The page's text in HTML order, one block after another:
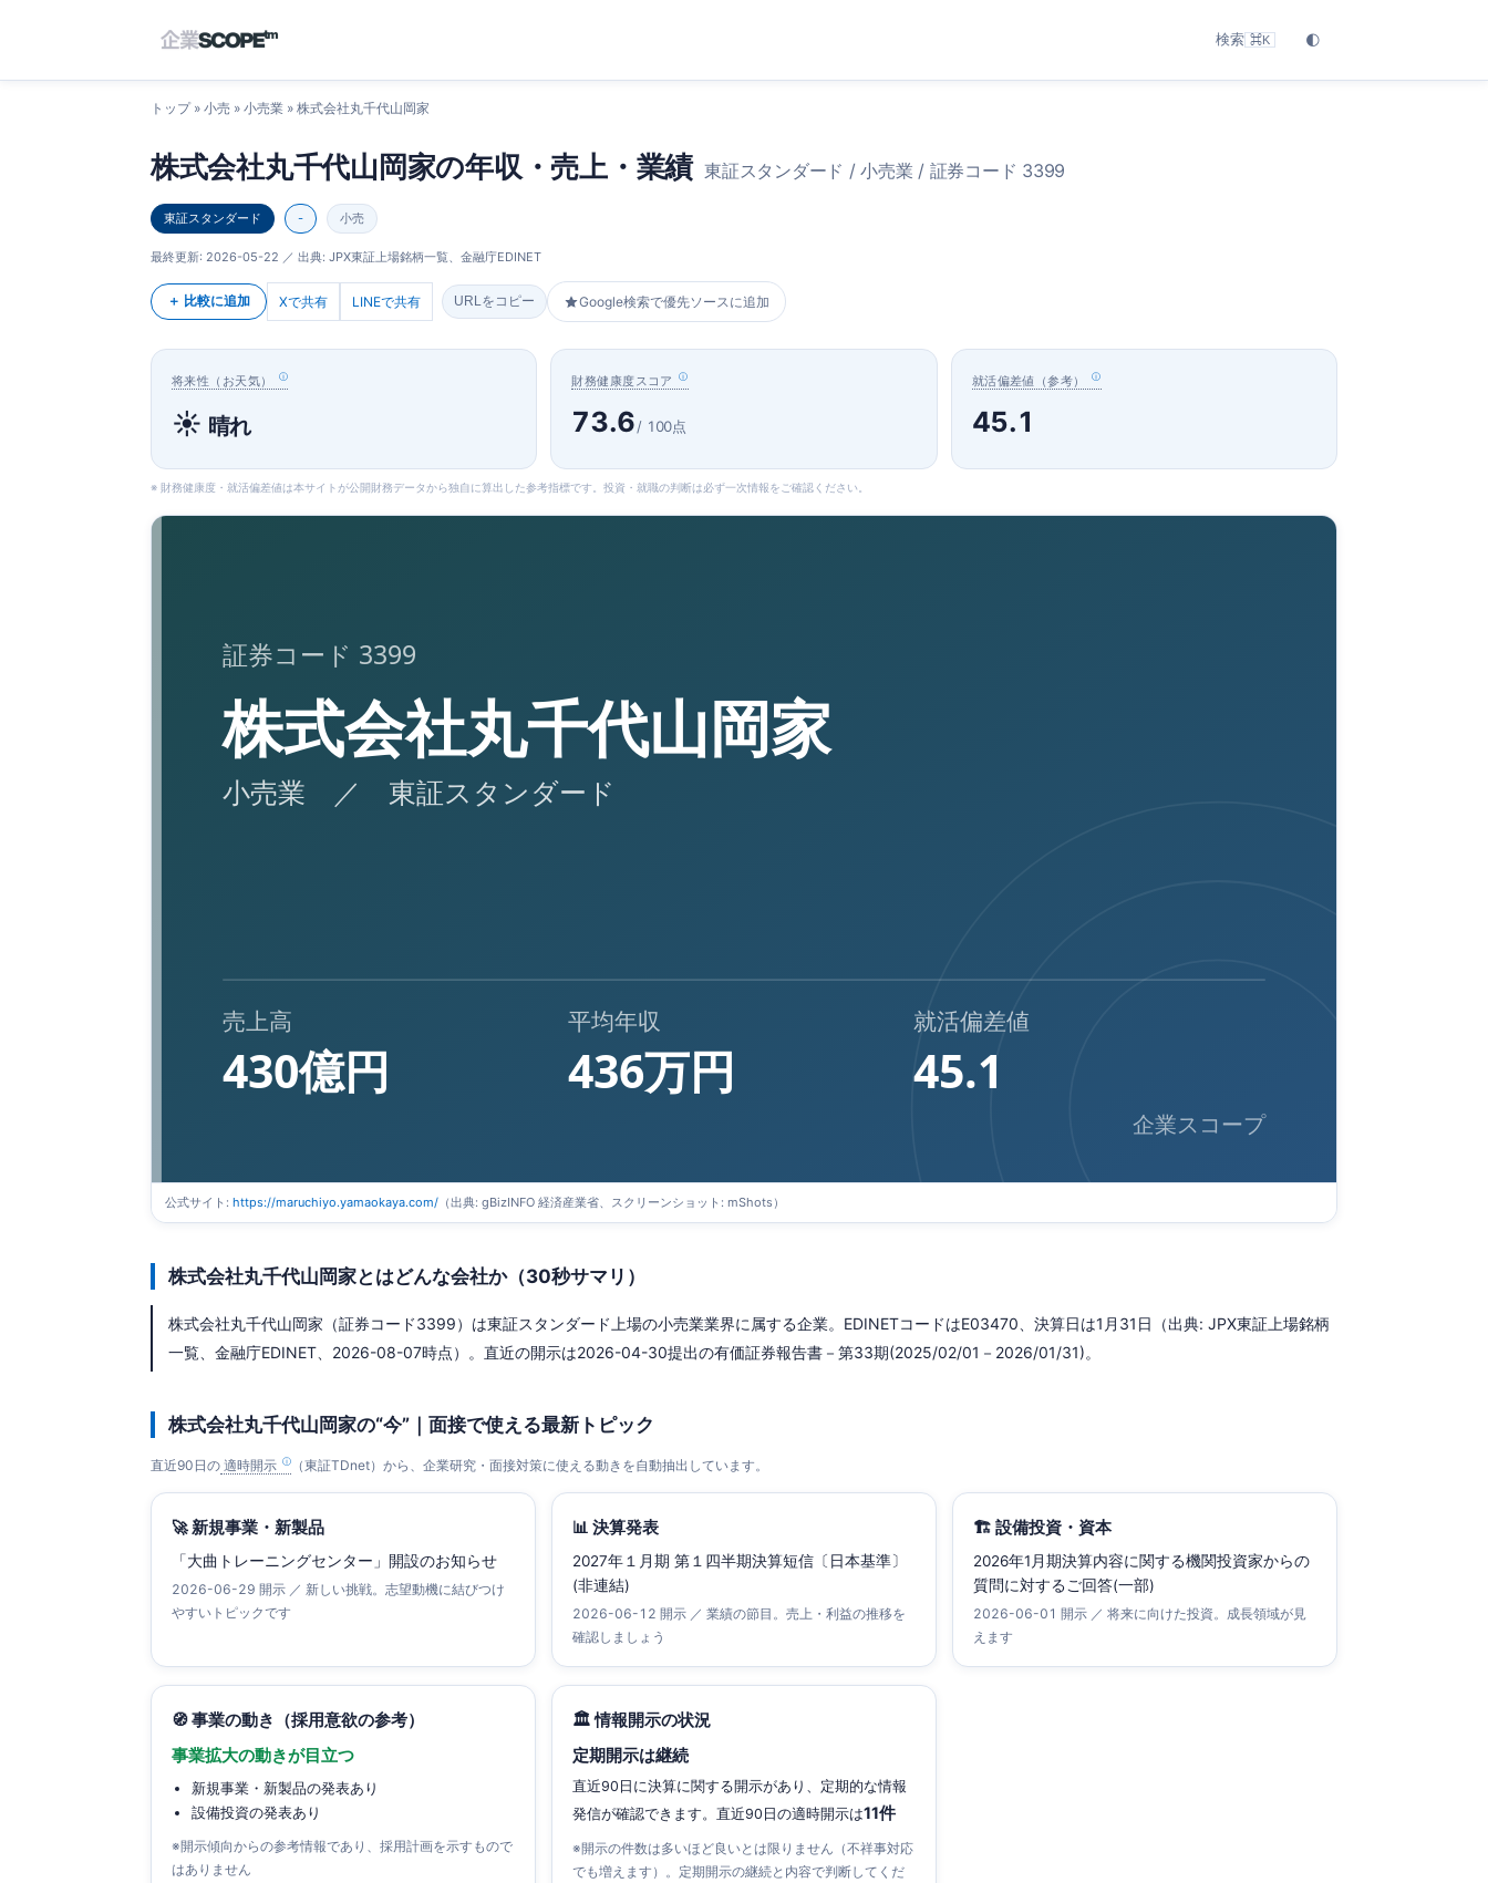
検索 ⌘K 🌓
トップ» 小売 » 小売業 » 株式会社丸千代山岡家
株式会社丸千代山岡家の年収・売上・業績 東証スタンダード / 小売業 / 証券コード 3399
東証スタンダード - 小売
最終更新: 2026-05-22 ／ 出典: JPX東証上場銘柄一覧、金融庁EDINET
＋ 比較に追加 Xで共有 LINEで共有 URLをコピー Google検索で優先ソースに追加
将来性（お天気）
☀️ 晴れ
財務健康度スコア
73.6/ 100点
就活偏差値（参考）
45.1
※ 財務健康度・就活偏差値は本サイトが公開財務データから独自に算出した参考指標です。投資・就職の判断は必ず一次情報をご確認ください。
証券コード 3399
株式会社丸千代山岡家
小売業 ／ 東証スタンダード
売上高
430億円
平均年収
436万円
就活偏差値
45.1
企業スコープ
公式サイト: https://maruchiyo.yamaokaya.com/ （出典: gBizINFO 経済産業省、スクリーンショット: mShots）
株式会社丸千代山岡家とはどんな会社か（30秒サマリ）
株式会社丸千代山岡家（証券コード3399）は東証スタンダード上場の小売業業界に属する企業。EDINETコードはE03470、決算日は1月31日（出典: JPX東証上場銘柄
一覧、金融庁EDINET、2026-08-07時点）。直近の開示は2026-04-30提出の有価証券報告書－第33期(2025/02/01－2026/01/31)。
株式会社丸千代山岡家の“今”｜面接で使える最新トピック
直近90日の 適時開示 （東証TDnet）から、企業研究・面接対策に使える動きを自動抽出しています。
🚀 新規事業・新製品
「大曲トレーニングセンター」開設のお知らせ
2026-06-29 開示 ／ 新しい挑戦。志望動機に結びつけ
やすいトピックです
📊 決算発表
2027年１月期 第１四半期決算短信〔日本基準〕
(非連結)
2026-06-12 開示 ／ 業績の節目。売上・利益の推移を
確認しましょう
🏗 設備投資・資本
2026年1月期決算内容に関する機関投資家からの
質問に対するご回答(一部)
2026-06-01 開示 ／ 将来に向けた投資。成長領域が見
えます
🧭 事業の動き（採用意欲の参考）
事業拡大の動きが目立つ
新規事業・新製品の発表あり
設備投資の発表あり
※開示傾向からの参考情報であり、採用計画を示すもので
はありません
🏛 情報開示の状況
定期開示は継続
直近90日に決算に関する開示があり、定期的な情報
発信が確認できます。直近90日の適時開示は11件
※開示の件数は多いほど良いとは限りません（不祥事対応
でも増えます）。定期開示の継続と内容で判断してくだ